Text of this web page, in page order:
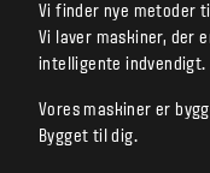
Vi finder nye metoder
Vi laver maskiner, der
intelligente indvendigt.
Vores maskiner er
Bygget til dig.